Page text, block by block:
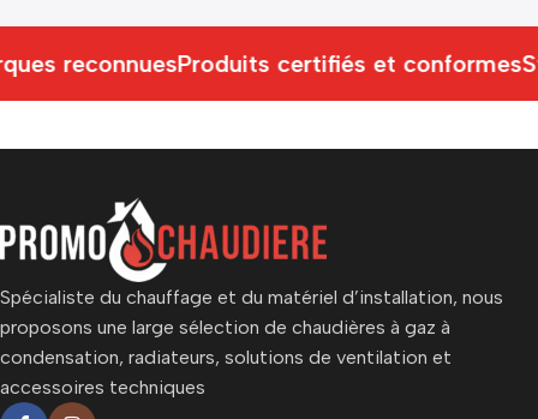
reconnuesProduits certifiés et conformes
Spécialiste du chauffage et du matériel d’installation, nous
proposons une large sélection de chaudières à gaz à
condensation, radiateurs, solutions de ventilation et
accessoires techniques